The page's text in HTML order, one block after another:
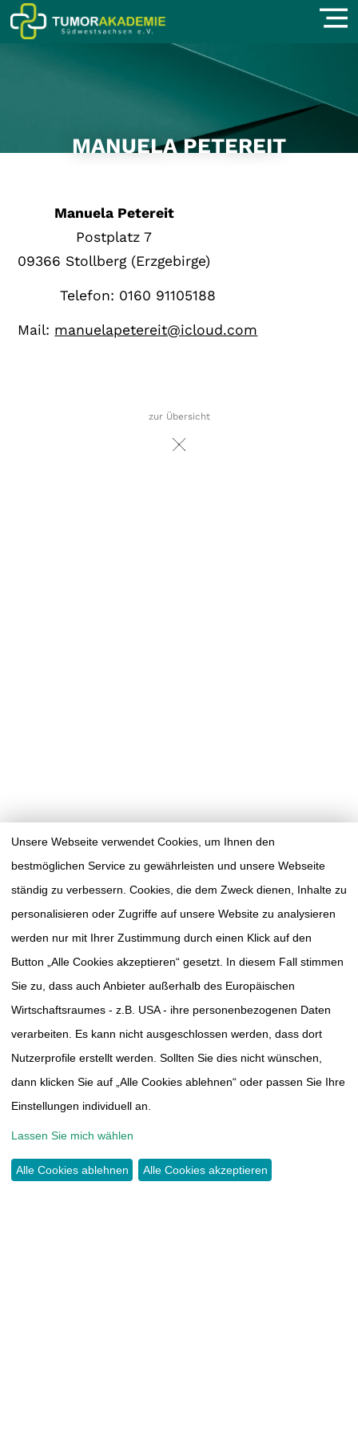
MANUELA PETEREIT
Manuela Petereit
Postplatz 7
09366 Stollberg (Erzgebirge)
Telefon: 0160 91105188
Mail: manuelapetereit@icloud.com
zur Übersicht
TUMORAKADEMIESÜDWESTSACHSEN E.V.
THOMAS-MÜNTZER-HÖHE 14
09117 CHEMNITZ
TEL.:
INFO@TUMORAKADEMIE.DE
Unsere Webseite verwendet Cookies, um Ihnen den
bestmöglichen Service zu gewährleisten und unsere Webseite
ständig zu verbessern. Cookies, die dem Zweck dienen, Inhalte zu
personalisieren oder Zugriffe auf unsere Website zu analysieren
werden nur mit Ihrer Zustimmung durch einen Klick auf den
Button „Alle Cookies akzeptieren“ gesetzt. In diesem Fall stimmen
Sie zu, dass auch Anbieter außerhalb des Europäischen
Wirtschaftsraumes - z.B. USA - ihre personenbezogenen Daten
verarbeiten. Es kann nicht ausgeschlossen werden, dass dort
Nutzerprofile erstellt werden. Sollten Sie dies nicht wünschen,
dann klicken Sie auf „Alle Cookies ablehnen“ oder passen Sie Ihre
Einstellungen individuell an.
Lassen Sie mich wählen
Alle Cookies ablehnen Alle Cookies akzeptieren